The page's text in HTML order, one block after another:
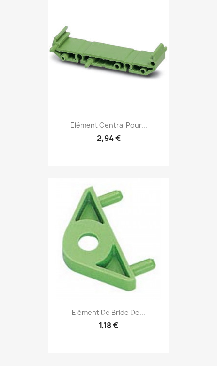
Elément Central Pour...
2,94 €
Elément De Bride De...
1,18 €